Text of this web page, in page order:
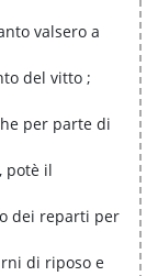
valsero a
del vitto ;
per parte di
potè il
dei reparti per
di riposo e